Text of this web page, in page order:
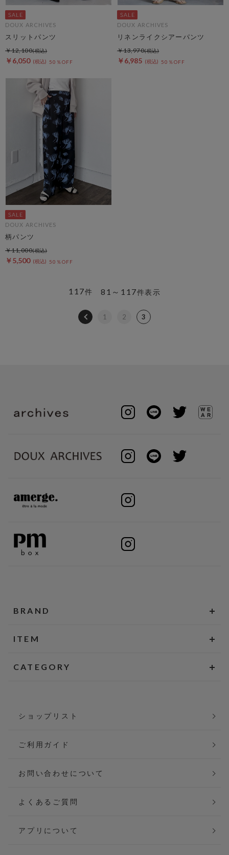
DOUX ARCHIVES
スリットパンツ
￥6,050 50％OFF
￥12,100
DOUX ARCHIVES
リネンライクシアーパンツ
￥6,985 50％OFF
￥13,970
DOUX ARCHIVES
柄パンツ
￥5,500 50％OFF
￥11,000
81～117件表示
117件
1 2 3
BRAND
ITEM
CATEGORY
ショップリスト
ご利用ガイド
お問い合わせについて
よくあるご質問
アプリについて